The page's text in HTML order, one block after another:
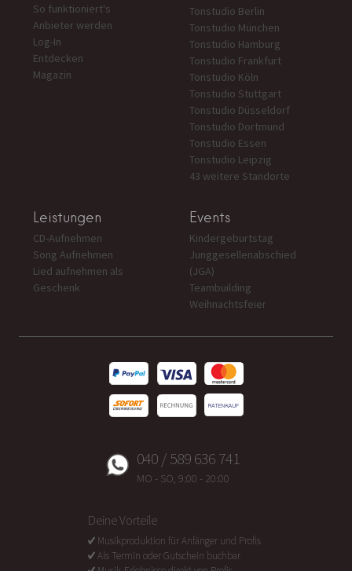
So funktioniert's
Anbieter werden
Log-In
Entdecken
Magazin
Tonstudio Berlin
Tonstudio München
Tonstudio Hamburg
Tonstudio Frankfurt
Tonstudio Köln
Tonstudio Stuttgart
Tonstudio Düsseldorf
Tonstudio Dortmund
Tonstudio Essen
Tonstudio Leipzig
43 weitere Standorte
Leistungen
CD-Aufnehmen
Song Aufnehmen
Lied aufnehmen als
Geschenk
Events
Kindergeburtstag
Junggesellenabschied
(JGA)
Teambuilding
Weihnachtsfeier
040 / 589 636 741
MO - SO, 9:00 - 20:00
Deine Vorteile
Musikproduktion für Anfänger und Profis
Als Termin oder Gutschein buchbar